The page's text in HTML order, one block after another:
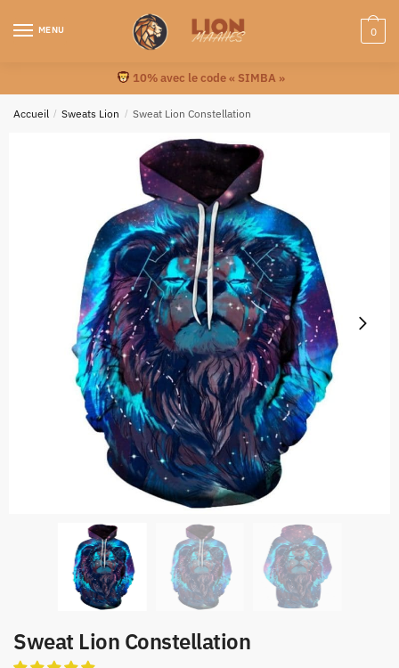
MENU 0
10% avec le code « SIMBA »
Accueil / Sweats Lion / Sweat Lion Constellation
Sweat Lion Constellation